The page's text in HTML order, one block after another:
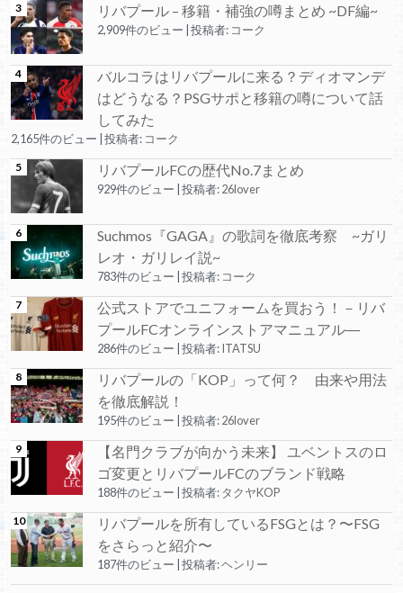
リバプール – 移籍・補強の噂まとめ ~DF編~
2,909件のビュー 投稿者: コーク
バルコラはリバプールに来る？ディオマンデ
はどうなる？PSGサポと移籍の噂について話
してみた
2,165件のビュー 投稿者: コーク
リバプールFCの歴代No.7まとめ
929件のビュー 投稿者:26lover
Suchmos『GAGA』の歌詞を徹底考察 ~ガリ
レオ・ガリレイ説~
783件のビュー 投稿者: コーク
公式ストアでユニフォームを買おう！－リバ
プールFCオンラインストアマニュアル―
286件のビュー 投稿者:ITATSU
リバプールの「KOP」って何？ 由来や用法
を徹底解説！
195件のビュー 投稿者:26lover
【名門クラブが向かう未来】 ユベントスのロ
ゴ変更とリバプールFCのブランド戦略
188件のビュー 投稿者: タクヤKOP
リバプールを所有しているFSGとは？〜FSG
をさらっと紹介〜
187件のビュー 投稿者:ヘンリー